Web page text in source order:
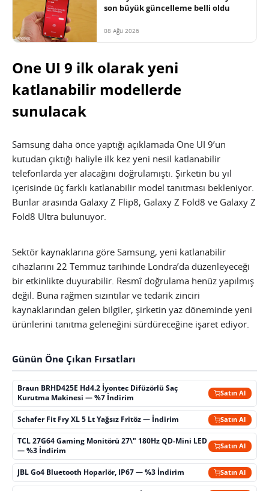
son büyük güncelleme belli oldu
08 Ağu 2026
One UI 9 ilk olarak yeni
katlanabilir modellerde
sunulacak
Samsung daha önce yaptığı açıklamada One UI 9’un
kutudan çıktığı haliyle ilk kez yeni nesil katlanabilir
telefonlarda yer alacağını doğrulamıştı. Şirketin bu yıl
içerisinde üç farklı katlanabilir model tanıtması bekleniyor.
Bunlar arasında Galaxy Z Flip8, Galaxy Z Fold8 ve Galaxy Z
Fold8 Ultra bulunuyor.
Sektör kaynaklarına göre Samsung, yeni katlanabilir
cihazlarını 22 Temmuz tarihinde Londra’da düzenleyeceği
bir etkinlikte duyurabilir. Resmî doğrulama henüz yapılmış
değil. Buna rağmen sızıntılar ve tedarik zinciri
kaynaklarından gelen bilgiler, şirketin yaz döneminde yeni
ürünlerini tanıtma geleneğini sürdüreceğine işaret ediyor.
Günün Öne Çıkan Fırsatları
Braun BRHD425E Hd4.2 İyontec Difüzörlü Saç
Kurutma Makinesi — %7 İndirim
Satın Al
Schafer Fit Fry XL 5 Lt Yağsız Fritöz — İndirim Satın Al
TCL 27G64 Gaming Monitörü 27\" 180Hz QD-Mini LED
— %3 İndirim
Satın Al
JBL Go4 Bluetooth Hoparlör, IP67 — %3 İndirim Satın Al